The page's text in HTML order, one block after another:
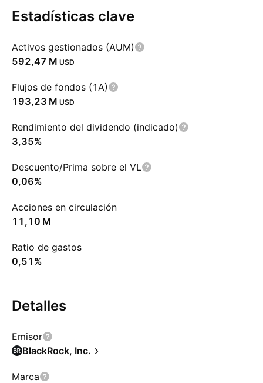
Estadísticas clave
Activos gestionados (AUM)
‪592,47 M‬ USD
Flujos de fondos (1A)
‪193,23 M‬ USD
Rendimiento del dividendo (indicado)
3,35%
Descuento/Prima sobre el VL
0,06%
Acciones en circulación
‪11,10 M‬
Ratio de gastos
0,51%
Detalles
Emisor
BlackRock, Inc.
Marca